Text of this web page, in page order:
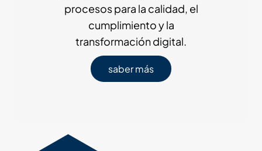
procesos para la calidad, el
cumplimiento y la
transformación digital.
saber más